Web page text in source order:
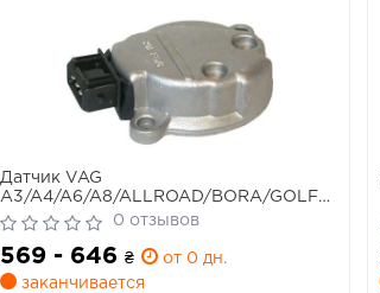
Датчик VAG
A3/A4/A6/A8/ALLROAD/BORA/GOLF
IV/PASSAT/PHAETON/SUPERB/TOUAREG/TT
96- Холла
0 отзывов
569 - 646₴
от 0 дн.
заканчивается